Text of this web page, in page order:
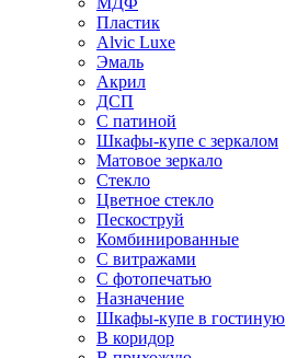
Пластик
Alvic Luxe
Эмаль
Акрил
ДСП
С патиной
Шкафы-купе с зеркалом
Матовое зеркало
Стекло
Цветное стекло
Пескоструй
Комбинированные
С витражами
С фотопечатью
Назначение
Шкафы-купе в гостиную
В коридор